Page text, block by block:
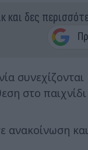
και δες
στο
ανακοίνωση